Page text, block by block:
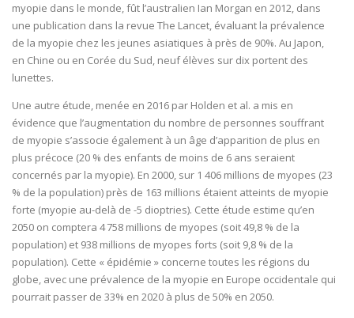
myopie dans le monde, fût l’australien Ian Morgan en 2012, dans
une publication dans la revue The Lancet, évaluant la prévalence
de la myopie chez les jeunes asiatiques à près de 90%. Au Japon,
en Chine ou en Corée du Sud, neuf élèves sur dix portent des
lunettes.
Une autre étude, menée en 2016 par Holden et al. a mis en
évidence que l’augmentation du nombre de personnes souffrant
de myopie s’associe également à un âge d’apparition de plus en
plus précoce (20 % des enfants de moins de 6 ans seraient
concernés par la myopie). En 2000, sur 1 406 millions de myopes (23
% de la population) près de 163 millions étaient atteints de myopie
forte (myopie au-delà de -5 dioptries). Cette étude estime qu’en
2050 on comptera 4 758 millions de myopes (soit 49,8 % de la
population) et 938 millions de myopes forts (soit 9,8 % de la
population). Cette « épidémie » concerne toutes les régions du
globe, avec une prévalence de la myopie en Europe occidentale qui
pourrait passer de 33% en 2020 à plus de 50% en 2050.